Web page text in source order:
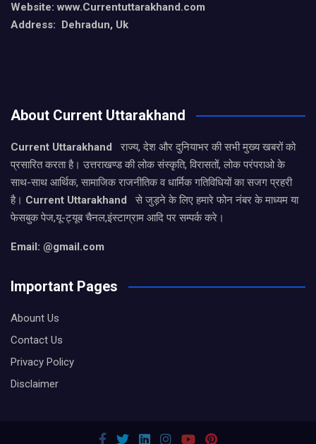
Website: www.Currentuttarakhand.com
Address: Dehradun, Uk
About Current Uttarakhand
Current Uttarakhand
राज्य, देश और दुनियाभर की सभी मुख्य खबरों को
प्रसारित करता है। उत्तराखण्ड की लोक संस्कृति, विरासतों, लोक परंपराओ के
साथ-साथ आर्थिक, सामाजिक राजनीतिक व धार्मिक गतिविधियों का सजग प्रहरी
है। Current Uttarakhand
से जुड़ने के लिए हमारे फोन नंबर के माध्यम या
फेसबुक पेज,यू-ट्यूब चैनल,इंस्टाग्राम आदि पर सम्पर्क करे।
Email: @gmail.com
Important Pages
Abount Us
Contact Us
Privacy Policy
Disclaimer